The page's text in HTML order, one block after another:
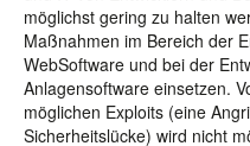
möglichst gering zu halten
Maßnahmen im Bereich der
WebSoftware und bei der
Anlagensoftware einsetzen.
möglichen Exploits (eine
Sicherheitslücke) wird nicht